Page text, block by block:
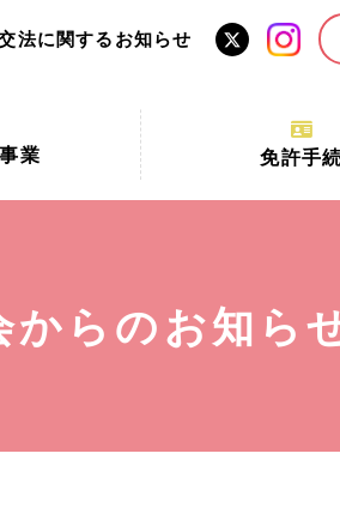
法に関するお知らせ
業
センター事業
事業
免許手続
手続場所の対象
講習時間
からのお知ら